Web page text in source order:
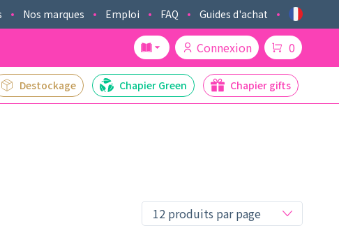
Nos marques Emploi FAQ Guides d'achat
Connexion 0
Destockage Chapier Green Chapier gifts